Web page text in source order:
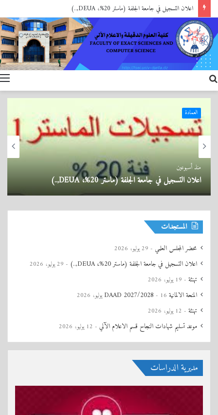
تهنئة
العمادة
منذ 3 أسابيع
تهنئة
المستجدات
محضر المجلس العلمي 29 يوليو، 2026
اعلان التسجيل في جامعة الجلفة (ماستر 20%، DEUA,..) 29 يوليو، 2026
تهنئة 19 يوليو، 2026
المنحة الالمانية DAAD 2027/2028 16 يوليو، 2026
تهنئة 12 يوليو، 2026
موعد تسليم شهادات النجاح قسم الاعلام الآلي 12 يوليو، 2026
مديرية الدراسات